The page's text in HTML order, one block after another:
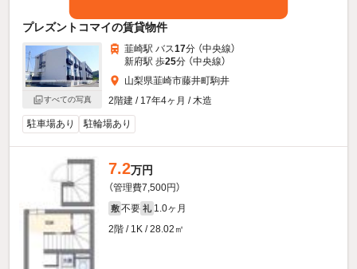
プレズントコマイの賃貸物件
すべての写真
韮崎駅 バス17分 （中央線）
新府駅 歩25分 （中央線）
山梨県韮崎市藤井町駒井
2階建 / 17年4ヶ月 / 木造
駐車場あり 駐輪場あり
7.2万円
（管理費7,500円）
敷 不要 礼 1.0ヶ月
2階 / 1K / 28.02㎡